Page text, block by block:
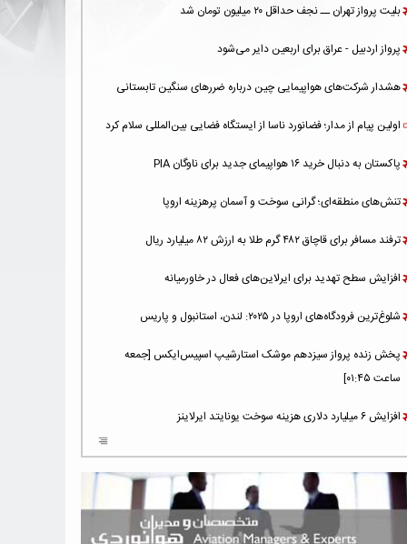
بلیت پرواز تهران ــ نجف حداقل ۲۰ میلیون تومان شد
پرواز اردبیل - عراق برای اربعین دایر می‌شود
هشدار شرکت‌های هواپیمایی چین درباره ضررهای سنگین تابستانی
اولین پیام از مدار؛ فضانورد ناسا از ایستگاه فضایی بین‌المللی سلام کرد
پاکستان به دنبال خرید ۱۶ هواپیمای جدید برای ناوگان PIA
تنش‌های منطقه‌ای؛ گرانی سوخت و آسمان پرهزینه اروپا
ترفند مسافر برای قاچاق ۴۸۲ گرم طلا به ارزش ۸۲ میلیارد ریال
افزایش سطح تهدید برای ایرلاین‌های فعال در خاورمیانه
شلوغ‌ترین فرودگاه‌های اروپا در ۲۰۲۵: لندن، استانبول و پاریس
پخش زنده پرواز سیزدهم موشک استارشیپ اسپیس‌ایکس [جمعه
ساعت ۰۱:۴۵]
افزایش ۶ میلیارد دلاری هزینه‌ سوخت یونایتد ایرلاینز
هوش مصنوعی وارد تعمیر و بازرسی موتورهای هواپیما شد
حمله هوایی به تأسیسات فرودگاه سمنان
استخدام در صنعت هوانوردی کانادا با آموزش رایگان و حقوق ۱۲۷ هزار